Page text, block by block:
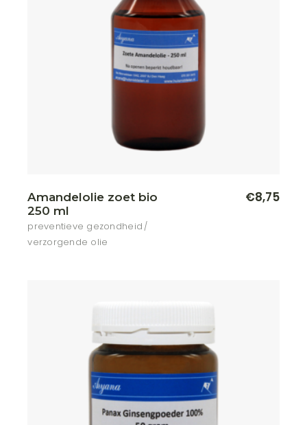
Amandelolie zoet bio
250 ml
preventieve gezondheid
verzorgende olie
€8,75